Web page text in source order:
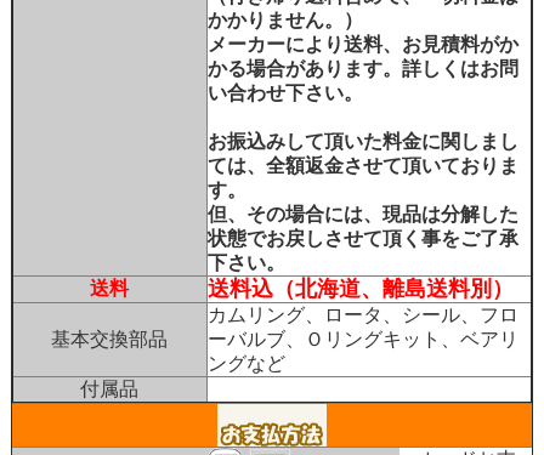
かかりません。）
メーカーにより送料、お見積料がか
かる場合があります。詳しくはお問
い合わせ下さい。
お振込みして頂いた料金に関しまし
ては、全額返金させて頂いておりま
す。
但、その場合には、現品は分解した
状態でお戻しさせて頂く事をご了承
下さい。
送料
送料込（北海道、離島送料別）
基本交換部品
カムリング、ロータ、シール、フロ
ーバルブ、Ｏリングキット、ベアリ
ングなど
付属品